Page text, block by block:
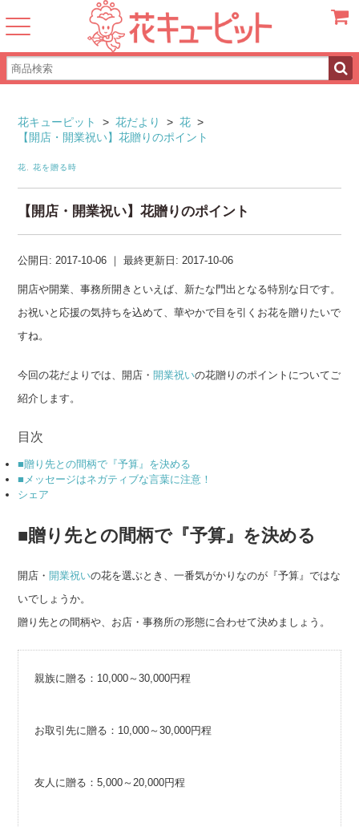
花キューピット > 花だより > 花 >
【開店・開業祝い】花贈りのポイント
花 ,花を贈る時
【開店・開業祝い】花贈りのポイント
公開日:2017-10-06 ｜最終更新日:2017-10-06
開店や開業、事務所開きといえば、新たな門出となる特別な日です。
お祝いと応援の気持ちを込めて、華やかで目を引くお花を贈りたいで
すね。
今回の花だよりでは、開店・ 開業祝いの花贈りのポイントについてご
紹介します。
目次
■贈り先との間柄で『予算』を決める
■メッセージはネガティブな言葉に注意！
シェア
■贈り先との間柄で『予算』を決める
開店・ 開業祝いの花を選ぶとき、一番気がかりなのが『予算』ではな
いでしょうか。
贈り先との間柄や、お店・事務所の形態に合わせて決めましょう。
親族に贈る：10,000～30,000円程
お取引先に贈る：10,000～30,000円程
友人に贈る：5,000～20,000円程